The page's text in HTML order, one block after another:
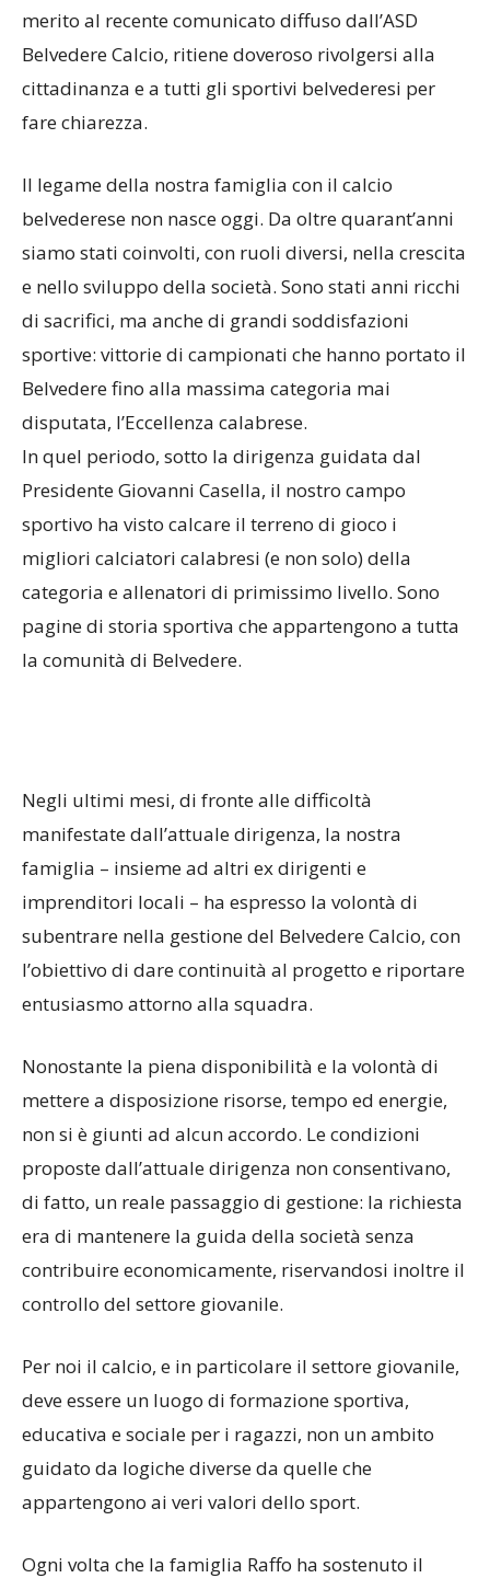
merito al recente comunicato diffuso dall’ASD
Belvedere Calcio, ritiene doveroso rivolgersi alla
cittadinanza e a tutti gli sportivi belvederesi per
fare chiarezza.
Il legame della nostra famiglia con il calcio
belvederese non nasce oggi. Da oltre quarant’anni
siamo stati coinvolti, con ruoli diversi, nella crescita
e nello sviluppo della società. Sono stati anni ricchi
di sacrifici, ma anche di grandi soddisfazioni
sportive: vittorie di campionati che hanno portato il
Belvedere fino alla massima categoria mai
disputata, l’Eccellenza calabrese.
In quel periodo, sotto la dirigenza guidata dal
Presidente Giovanni Casella, il nostro campo
sportivo ha visto calcare il terreno di gioco i
migliori calciatori calabresi (e non solo) della
categoria e allenatori di primissimo livello. Sono
pagine di storia sportiva che appartengono a tutta
la comunità di Belvedere.
Negli ultimi mesi, di fronte alle difficoltà
manifestate dall’attuale dirigenza, la nostra
famiglia – insieme ad altri ex dirigenti e
imprenditori locali – ha espresso la volontà di
subentrare nella gestione del Belvedere Calcio, con
l’obiettivo di dare continuità al progetto e riportare
entusiasmo attorno alla squadra.
Nonostante la piena disponibilità e la volontà di
mettere a disposizione risorse, tempo ed energie,
non si è giunti ad alcun accordo. Le condizioni
proposte dall’attuale dirigenza non consentivano,
di fatto, un reale passaggio di gestione: la richiesta
era di mantenere la guida della società senza
contribuire economicamente, riservandosi inoltre il
controllo del settore giovanile.
Per noi il calcio, e in particolare il settore giovanile,
deve essere un luogo di formazione sportiva,
educativa e sociale per i ragazzi, non un ambito
guidato da logiche diverse da quelle che
appartengono ai veri valori dello sport.
Ogni volta che la famiglia Raffo ha sostenuto il